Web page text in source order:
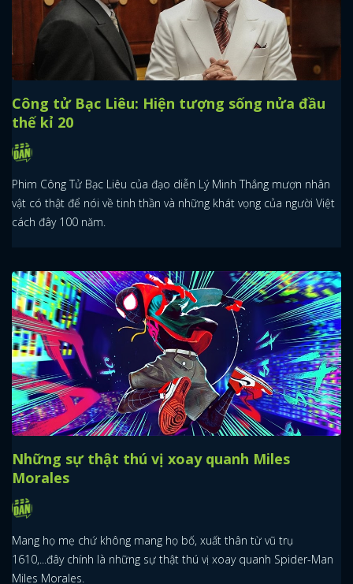
Công tử Bạc Liêu: Hiện tượng sống nửa đầu
thế kỉ 20
Phim Công Tử Bạc Liêu của đạo diễn Lý Minh Thắng mượn nhân
vật có thật để nói về tinh thần và những khát vọng của người Việt
cách đây 100 năm.
Những sự thật thú vị xoay quanh Miles
Morales
Mang họ mẹ chứ không mang họ bố, xuất thân từ vũ trụ
1610,...đây chính là những sự thật thú vị xoay quanh Spider-Man
Miles Morales.